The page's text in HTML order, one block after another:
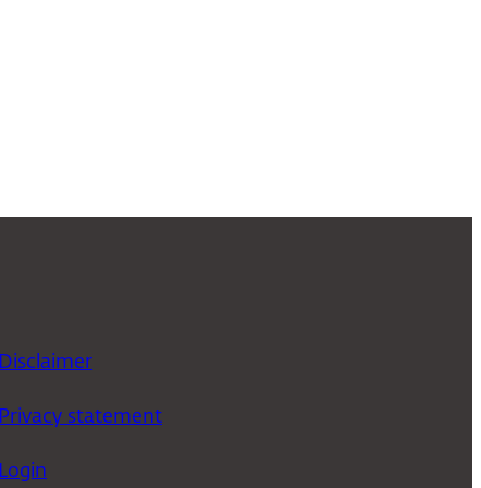
Disclaimer
Privacy statement
Login